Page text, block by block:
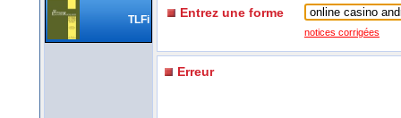
TLFi Entrez une forme
notices corrigées
Erreur